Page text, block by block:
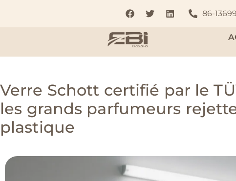
86-
Verre Schott certifié par le
les grands parfumeurs
plastique